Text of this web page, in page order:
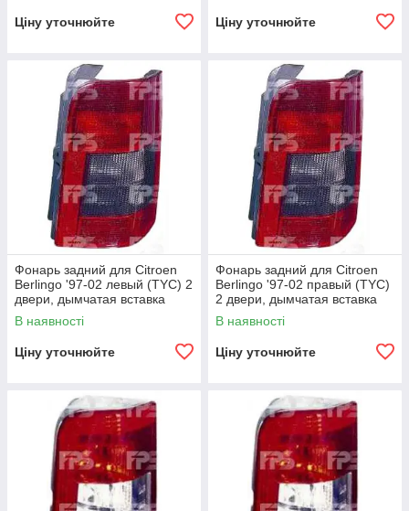
Ціну уточнюйте Ціну уточнюйте
Фонарь задний для Citroen
Berlingo '97-02 левый (TYC) 2
двери, дымчатая вставка
В наявності
Ціну уточнюйте
Фонарь задний для Citroen
Berlingo '97-02 правый (TYC)
2 двери, дымчатая вставка
В наявності
Ціну уточнюйте